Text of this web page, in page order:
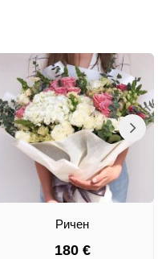
Ричен
180 €